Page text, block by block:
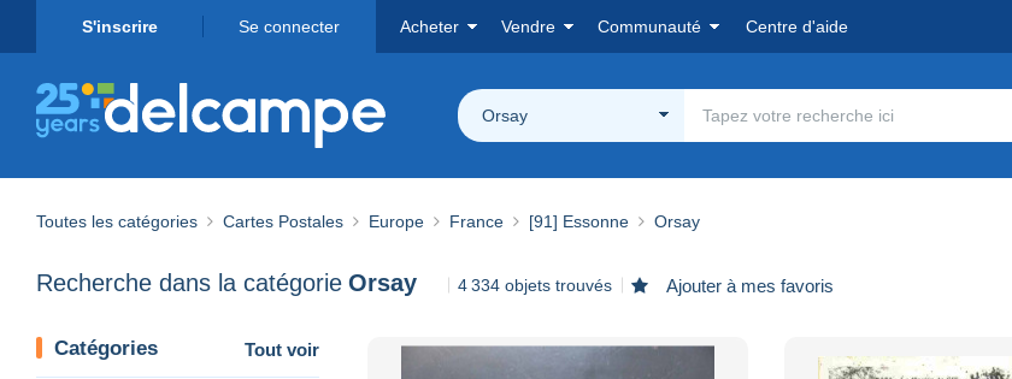
S'inscrire Se connecter Acheter Vendre Communauté Centre d'aide
Orsay
Toutes les catégories Cartes Postales Europe France [91] Essonne Orsay
Recherche dans la catégorie Orsay 4 334 objets trouvés Ajouter à mes favoris
Catégories Tout voir